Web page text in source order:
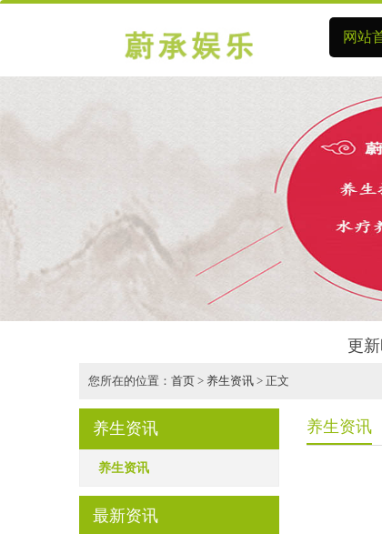
网站
更
您所在的位置： 首页 > 养生资讯 > 正文
养生资讯
养生资讯
最新资讯
养生资讯